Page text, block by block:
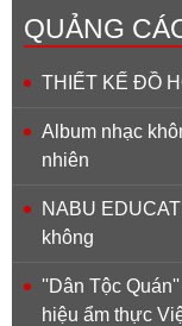
QUẢNG
THIẾT KẾ ĐỒ
Album nhạc
nhiên
NABU
không
''Dân Tộc
hiệu ẩm thực